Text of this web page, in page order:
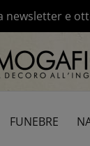
newsletter e
FUNEBRE